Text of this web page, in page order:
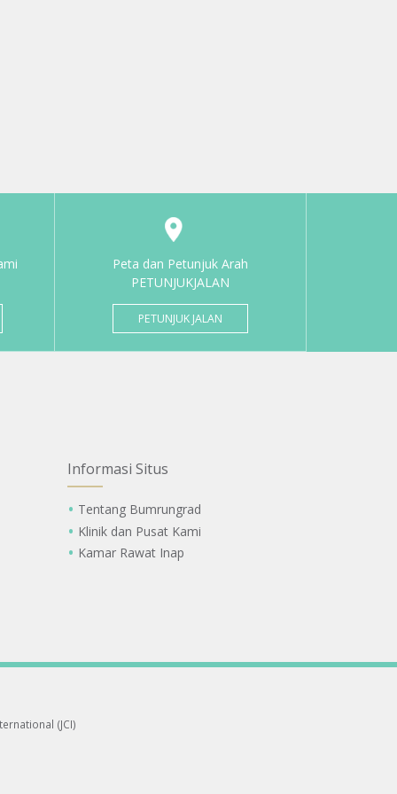
Peta dan Petunjuk Arah
PETUNJUKJALAN
PETUNJUK JALAN
Informasi Situs
Tentang Bumrungrad
Klinik dan Pusat Kami
Kamar Rawat Inap
(JCI)